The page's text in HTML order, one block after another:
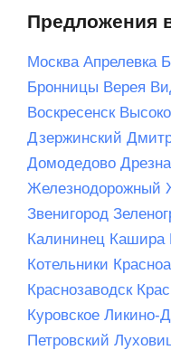
Предложения
Москва Апрелевка
Бронницы Верея
Воскресенск
Дзержинский
Домодедово Дрезна
Железнодорожный
Звенигород
Калининец Кашира
Котельники
Краснозаводск
Куровское Ликино-
Петровский